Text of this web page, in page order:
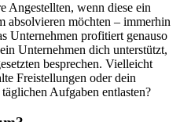
Angestellten, wenn diese ein
absolvieren möchten – immerhin
Unternehmen profitiert genauso
Unternehmen dich unterstützt,
besprechen. Vielleicht
Freistellungen oder dein
Aufgaben entlasten?